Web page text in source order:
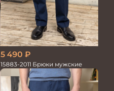
5 490 ₽
15883-2011 Брюки мужские